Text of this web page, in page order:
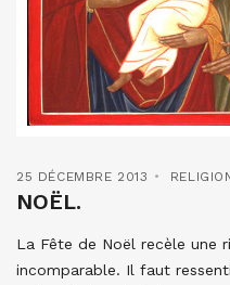
25 DÉCEMBRE 2013
NOËL.
La Fête de Noël recèle une
incomparable. Il faut